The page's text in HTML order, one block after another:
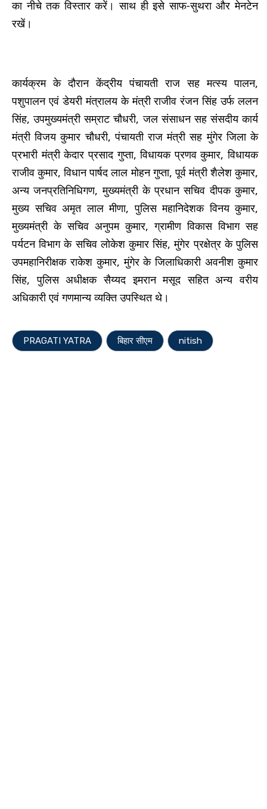
का नीचे तक विस्तार करें। साथ ही इसे साफ-सुथरा और मेनटेन
रखें।
कार्यक्रम के दौरान केंद्रीय पंचायती राज सह मत्स्य पालन,
पशुपालन एवं डेयरी मंत्रालय के मंत्री राजीव रंजन सिंह उर्फ ललन
सिंह, उपमुख्यमंत्री सम्राट चौधरी, जल संसाधन सह संसदीय कार्य
मंत्री विजय कुमार चौधरी, पंचायती राज मंत्री सह मुंगेर जिला के
प्रभारी मंत्री केदार प्रसाद गुप्ता, विधायक प्रणव कुमार, विधायक
राजीव कुमार, विधान पार्षद लाल मोहन गुप्ता, पूर्व मंत्री शैलेश कुमार,
अन्य जनप्रतिनिधिगण, मुख्यमंत्री के प्रधान सचिव दीपक कुमार,
मुख्य सचिव अमृत लाल मीणा, पुलिस महानिदेशक विनय कुमार,
मुख्यमंत्री के सचिव अनुपम कुमार, ग्रामीण विकास विभाग सह
पर्यटन विभाग के सचिव लोकेश कुमार सिंह, मुंगेर प्रक्षेत्र के पुलिस
उपमहानिरीक्षक राकेश कुमार, मुंगेर के जिलाधिकारी अवनीश कुमार
सिंह, पुलिस अधीक्षक सैय्यद इमरान मसूद सहित अन्य वरीय
अधिकारी एवं गणमान्य व्यक्ति उपस्थित थे।
PRAGATI YATRA बिहार सीएम nitish